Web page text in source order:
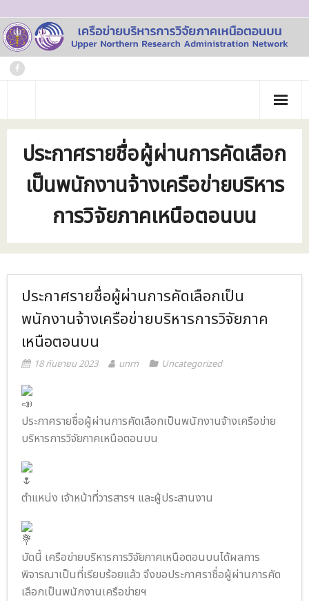
Skip
to
content
หน้าแรก
เกี่ยวกับเรา
- ประวัติเครือข่าย
- สถาบันสมาชิก
- ภารกิจเครือข่าย
- CE
- Privacy Policy
ข่าวประชาสัมพันธ์
ข้อมูลโครงการวิจัย
ติดต่อเรา
ประกาศรายชื่อผู้ผ่านการคัดเลือก
เป็นพนักงานจ้างเครือข่ายบริหาร
การวิจัยภาคเหนือตอนบน
ประกาศรายชื่อผู้ผ่านการคัดเลือกเป็น
พนักงานจ้างเครือข่ายบริหารการวิจัยภาค
เหนือตอนบน
18 กันยายน 2023 unrn Uncategorized
ประกาศรายชื่อผู้ผ่านการคัดเลือกเป็นพนักงานจ้างเครือข่าย
บริหารการวิจัยภาคเหนือตอนบน
ตำแหน่ง เจ้าหน้าที่วารสารฯ และผู้ประสานงาน
บัดนี้ เครือข่ายบริหารการวิจัยภาคเหนือตอนบนได้ผลการ
พิจารณาเป็นที่เรียบร้อยแล้ว จึงขอประกาศราชื่อผู้ผ่านการคัด
เลือกเป็นพนักงานเครือข่ายฯ